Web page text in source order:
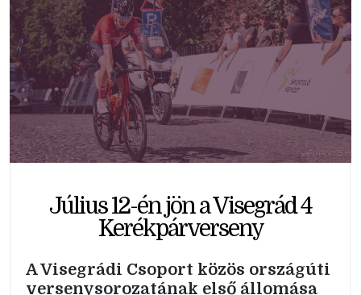
Július 12-én jön a Visegrád 4
Kerékpárverseny
A Visegrádi Csoport közös országúti
versenysorozatának első állomása